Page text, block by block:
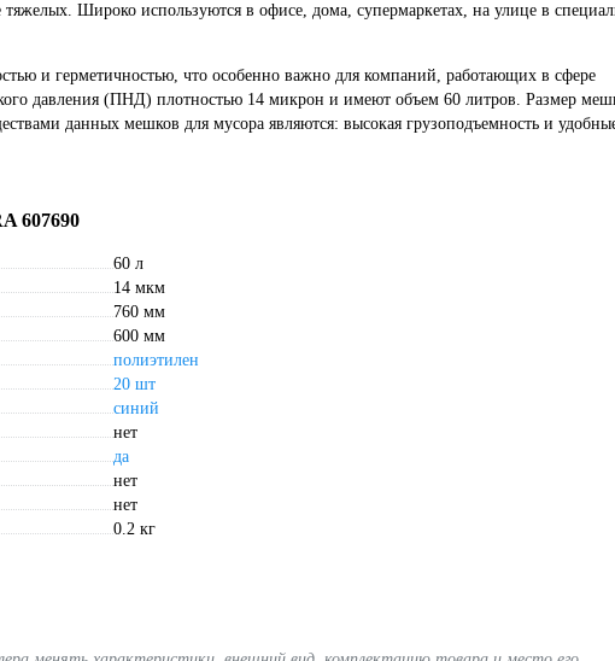
Широко используются в офисе, дома, супермаркетах, на улице в
и герметичностью, что особенно важно для компаний, работающих в сфере
давления (ПНД) плотностью 14 микрон и имеют объем 60 литров. Размер
данных мешков для мусора являются: высокая грузоподъемность и
607690
60 л
14 мкм
760 мм
600 мм
полиэтилен
20 шт
синий
нет
да
нет
нет
0.2 кг